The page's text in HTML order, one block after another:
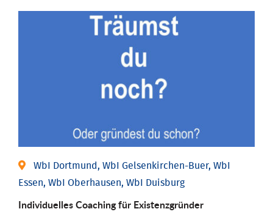
WbI Dortmund, WbI Gelsenkirchen-Buer, WbI
Essen, WbI Oberhausen, WbI Duisburg
Individu­elles Coaching für Existenz­gründer